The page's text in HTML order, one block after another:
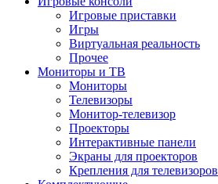
Игровые приставки
Игры
Виртуальная реальность
Прочее
Мониторы и ТВ
Мониторы
Телевизоры
Монитор-телевизор
Проекторы
Интерактивные панели
Экраны для проекторов
Крепления для телевизоров